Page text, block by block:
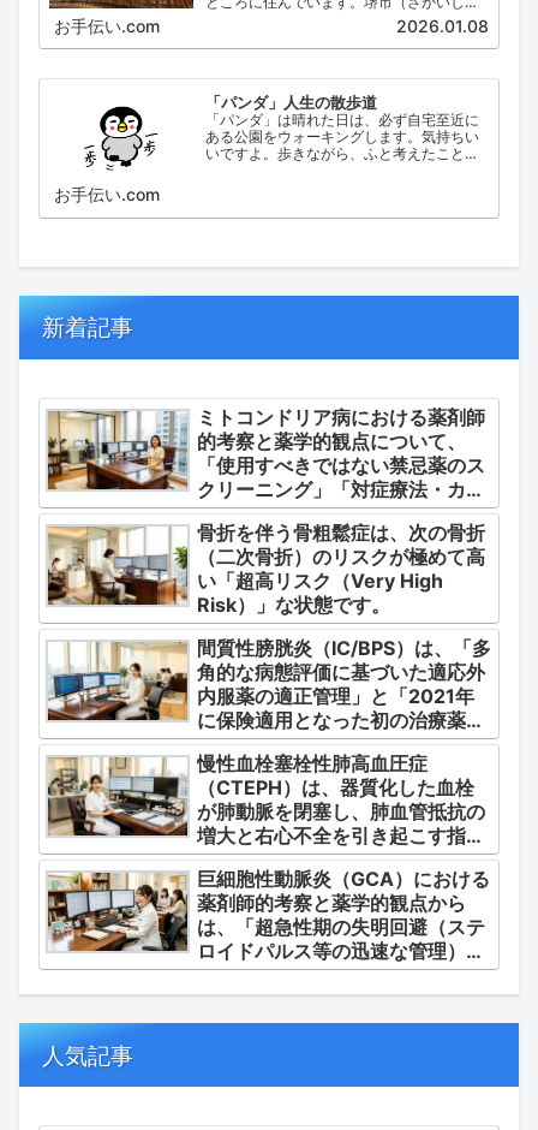
は、大阪府の泉北地域にある政令指定都市
で、府内では大阪市に次いで人口が多い都
市です。
お手伝い.com 2026.01.08
「パンダ」人生の散歩道
「パンダ」は晴れた日は、必ず自宅至近に
ある公園をウォーキングします。気持ちい
いですよ。歩きながら、ふと考えたこと。
お手伝い.com
新着記事
ミトコンドリア病における薬剤師
的考察と薬学的観点について、
「使用すべきではない禁忌薬のス
クリーニング」「対症療法・カク
テル療法の適正使用」「画期的な
新薬・DDSの動向」の3つの軸か
ら整理します。
骨折を伴う骨粗鬆症は、次の骨折
（二次骨折）のリスクが極めて高
い「超高リスク（Very High
Risk）」な状態です。
間質性膀胱炎（IC/BPS）は、「多
角的な病態評価に基づいた適応外
内服薬の適正管理」と「2021年
に保険適用となった初の治療薬で
あるジメチルスルホキシド
（DMSO）の安全かつ確実な調
剤・運用」に集約されます。
慢性血栓塞栓性肺高血圧症
（CTEPH）は、器質化した血栓
が肺動脈を閉塞し、肺血管抵抗の
増大と右心不全を引き起こす指定
難病（第4群肺高血圧症）です。
巨細胞性動脈炎（GCA）における
薬剤師的考察と薬学的観点から
は、「超急性期の失明回避（ステ
ロイドパルス等の迅速な管理）」
「再燃防止とステロイドの最小化
（トシリズマブやウパダシチニブ
の適正使用）」「長期ステロイド
人気記事